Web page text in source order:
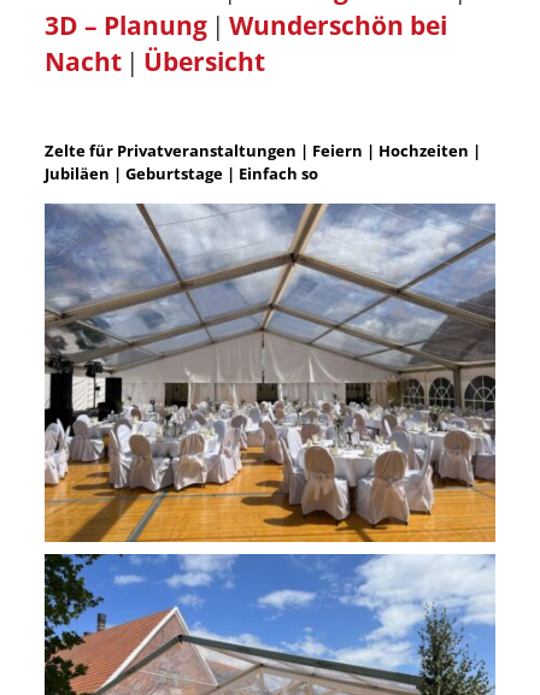
3D – Planung | Wunderschön bei
Nacht | Übersicht
Zelte für Privatveranstaltungen | Feiern | Hochzeiten |
Jubiläen | Geburtstage | Einfach so